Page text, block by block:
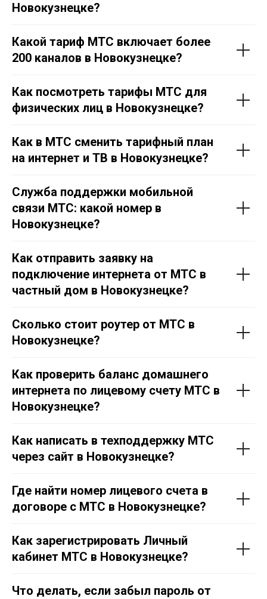
Новокузнецке?
Какой тариф МТС включает более
200 каналов в Новокузнецке?
Как посмотреть тарифы МТС для
физических лиц в Новокузнецке?
Как в МТС сменить тарифный план
на интернет и ТВ в Новокузнецке?
Служба поддержки мобильной
связи МТС: какой номер в
Новокузнецке?
Как отправить заявку на
подключение интернета от МТС в
частный дом в Новокузнецке?
Сколько стоит роутер от МТС в
Новокузнецке?
Как проверить баланс домашнего
интернета по лицевому счету МТС в
Новокузнецке?
Как написать в техподдержку МТС
через сайт в Новокузнецке?
Где найти номер лицевого счета в
договоре с МТС в Новокузнецке?
Как зарегистрировать Личный
кабинет МТС в Новокузнецке?
Что делать, если забыл пароль от